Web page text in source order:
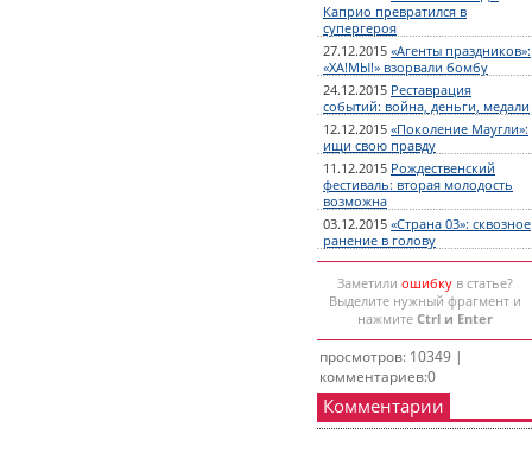
Каприо превратился в
супергероя
27.12.2015 «Агенты праздников»:
«ХА!МЫ!» взорвали бомбу
24.12.2015 Реставрация
событий: война, деньги, медали
12.12.2015 «Поколение Маугли»:
ищи свою правду
11.12.2015 Рождественский
фестиваль: вторая молодость
возможна
03.12.2015 «Страна 03»: сквозное
ранение в голову
Заметили ошибкув статье?
Выделите нужный фрагмент и
нажмите Ctrl и Enter
просмотров: 10349 |
комментариев:0
Комментарии